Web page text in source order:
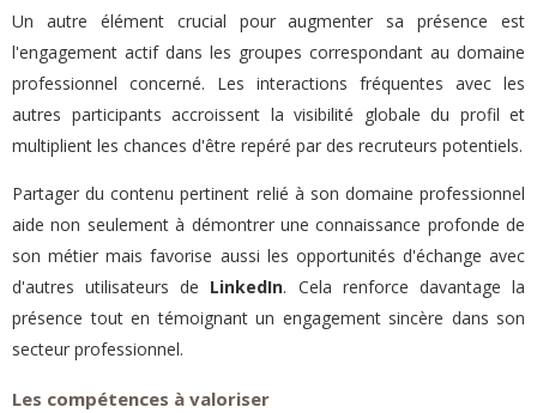
Un autre élément crucial pour augmenter sa présence est
l'engagement actif dans les groupes correspondant au domaine
professionnel concerné. Les interactions fréquentes avec les
autres participants accroissent la visibilité globale du profil et
multiplient les chances d'être repéré par des recruteurs potentiels.
Partager du contenu pertinent relié à son domaine professionnel
aide non seulement à démontrer une connaissance profonde de
son métier mais favorise aussi les opportunités d'échange avec
d'autres utilisateurs de LinkedIn. Cela renforce davantage la
présence tout en témoignant un engagement sincère dans son
secteur professionnel.
Les compétences à valoriser